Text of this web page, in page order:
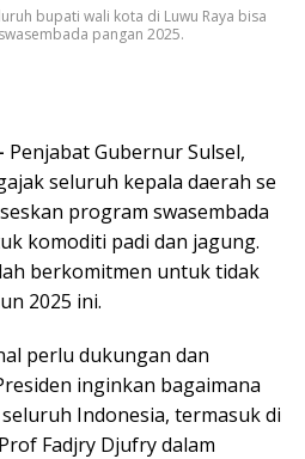
bupati wali kota di Luwu Raya bisa
pangan 2025.
Penjabat Gubernur Sulsel,
seluruh kepala daerah se
program swasembada
komoditi padi dan jagung.
berkomitmen untuk tidak
2025 ini.
perlu dukungan dan
inginkan bagaimana
Indonesia, termasuk di
Fadjry Djufry dalam